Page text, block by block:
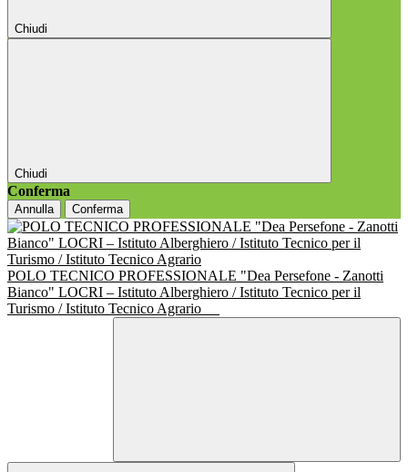
Chiudi
Chiudi
Conferma
Annulla Conferma
POLO TECNICO PROFESSIONALE "Dea Persefone - Zanotti
Bianco" LOCRI – Istituto Alberghiero / Istituto Tecnico per il
Turismo / Istituto Tecnico Agrario